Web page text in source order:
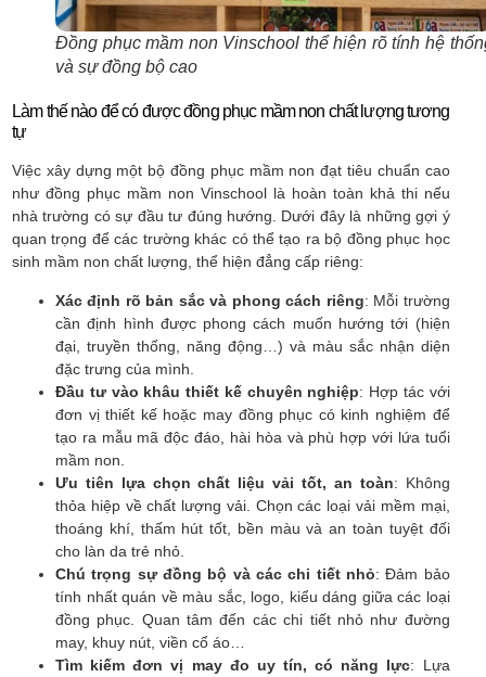
Đồng phục mầm non Vinschool thể hiện rõ tính hệ
và sự đồng bộ cao
Làm thế nào để có được đồng phục mầm non chất lượng tương
tự
Việc xây dựng một bộ đồng phục mầm non đạt tiêu chuẩn cao
như đồng phục mầm non Vinschool là hoàn toàn khả thi nếu
nhà trường có sự đầu tư đúng hướng. Dưới đây là những gợi ý
quan trọng để các trường khác có thể tạo ra bộ đồng phục học
sinh mầm non chất lượng, thể hiện đẳng cấp riêng:
Xác định rõ bản sắc và phong cách riêng: Mỗi trường
cần định hình được phong cách muốn hướng tới (hiện
đại, truyền thống, năng động…) và màu sắc nhận diện
đặc trưng của mình.
Đầu tư vào khâu thiết kế chuyên nghiệp: Hợp tác với
đơn vị thiết kế hoặc may đồng phục có kinh nghiệm để
tạo ra mẫu mã độc đáo, hài hòa và phù hợp với lứa tuổi
mầm non.
Ưu tiên lựa chọn chất liệu vải tốt, an toàn: Không
thỏa hiệp về chất lượng vải. Chọn các loại vải mềm mại,
thoáng khí, thấm hút tốt, bền màu và an toàn tuyệt đối
cho làn da trẻ nhỏ.
Chú trọng sự đồng bộ và các chi tiết nhỏ: Đảm bảo
tính nhất quán về màu sắc, logo, kiểu dáng giữa các loại
đồng phục. Quan tâm đến các chi tiết nhỏ như đường
may, khuy nút, viền cổ áo…
Tìm kiếm đơn vị may đo uy tín, có năng lực: Lựa